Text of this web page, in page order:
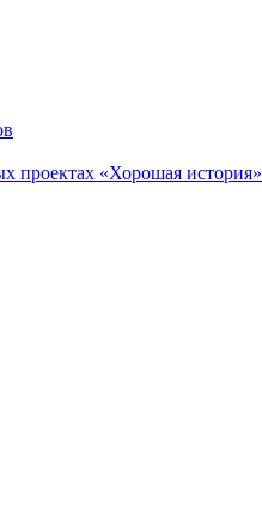
проектах «Хорошая история»